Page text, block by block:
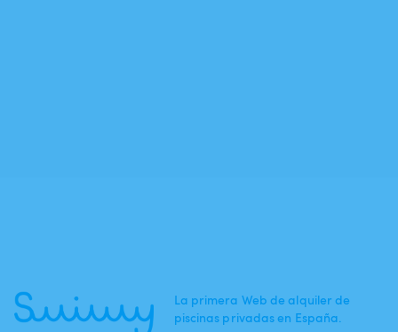
La primera Web de alquiler de
piscinas privadas en España.